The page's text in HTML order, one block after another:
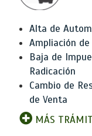
Alta de
Ampliación
Baja de
Radicación
Cambio de
de Venta
MÁS